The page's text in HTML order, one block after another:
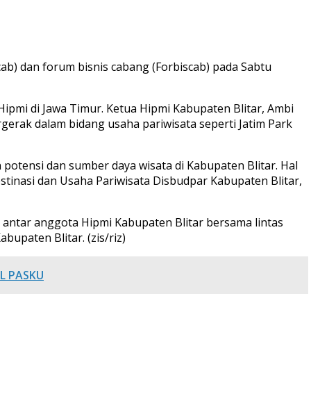
dan forum bisnis cabang (Forbiscab) pada Sabtu
di Jawa Timur. Ketua Hipmi Kabupaten Blitar, Ambi
dalam bidang usaha pariwisata seperti Jatim Park
dan sumber daya wisata di Kabupaten Blitar. Hal
dan Usaha Pariwisata Disbudpar Kabupaten Blitar,
anggota Hipmi Kabupaten Blitar bersama lintas
Blitar. (zis/riz)
PASKU